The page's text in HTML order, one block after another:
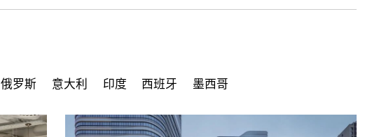
俄罗斯 意大利 印度 西班牙 墨西哥